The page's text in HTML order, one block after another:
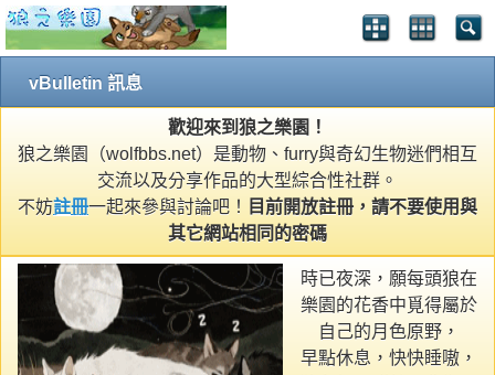
vBulletin 訊息
歡迎來到狼之樂園！
狼之樂園（wolfbbs.net）是動物、furry與奇幻生物迷們相互
交流以及分享作品的大型綜合性社群。
不妨註冊一起來參與討論吧！
目前開放註冊，請不要使用與
其它網站相同的密碼
時已夜深，願每頭狼在
樂園的花香中覓得屬於
自己的月色原野，
早點休息，快快睡嗷，